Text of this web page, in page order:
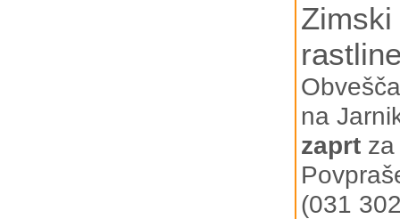
na
zaprt
(031